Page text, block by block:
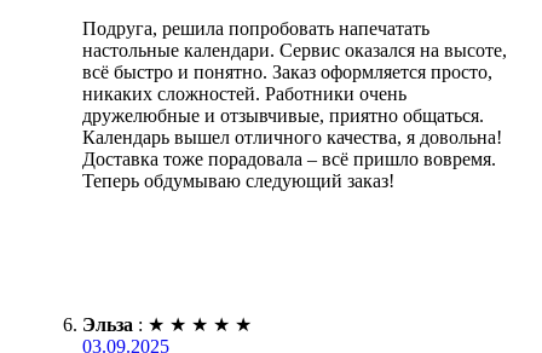
Подруга, решила попробовать напечатать
настольные календари. Сервис оказался на высоте,
всё быстро и понятно. Заказ оформляется просто,
никаких сложностей. Работники очень
дружелюбные и отзывчивые, приятно общаться.
Календарь вышел отличного качества, я довольна!
Доставка тоже порадовала – всё пришло вовремя.
Теперь обдумываю следующий заказ!
Эльза : ★ ★ ★ ★ ★
03.09.2025